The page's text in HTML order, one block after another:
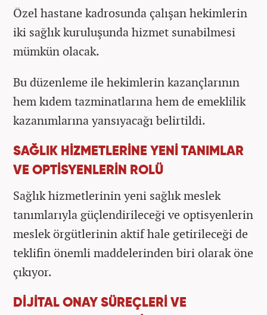
Özel hastane kadrosunda çalışan hekimlerin
iki sağlık kuruluşunda hizmet sunabilmesi
mümkün olacak.
Bu düzenleme ile hekimlerin kazançlarının
hem kıdem tazminatlarına hem de emeklilik
kazanımlarına yansıyacağı belirtildi.
SAĞLIK HİZMETLERİNE YENİ TANIMLAR
VE OPTİSYENLERİN ROLÜ
Sağlık hizmetlerinin yeni sağlık meslek
tanımlarıyla güçlendirileceği ve optisyenlerin
meslek örgütlerinin aktif hale getirileceği de
teklifin önemli maddelerinden biri olarak öne
çıkıyor.
DİJİTAL ONAY SÜREÇLERİ VE